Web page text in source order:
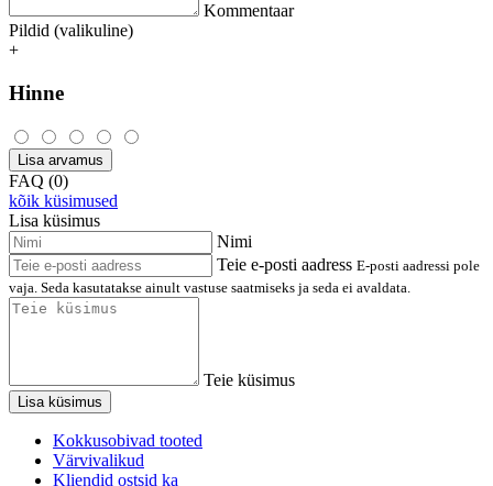
Kommentaar
Pildid (valikuline)
+
Hinne
Lisa arvamus
FAQ (0)
kõik küsimused
Lisa küsimus
Nimi
Teie e-posti aadress E-posti aadressi pole
vaja. Seda kasutatakse ainult vastuse saatmiseks ja seda ei avaldata.
Teie küsimus
Lisa küsimus
Kokkusobivad tooted
Värvivalikud
Kliendid ostsid ka